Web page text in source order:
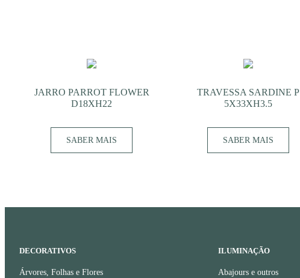
JARRO PARROT FLOWER
D18XH22
SABER MAIS
TRAVESSA SARDINE P
5X33XH3.5
SABER MAIS
DECORATIVOS
Árvores, Folhas e Flores
ILUMINAÇÃO
Abajours e outros